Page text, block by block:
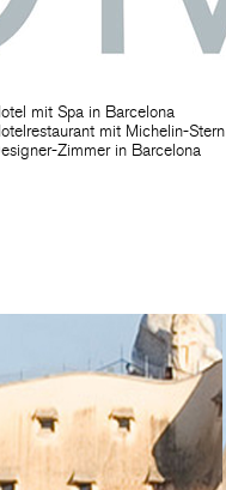
mit Spa in Barcelona
mit Michelin-Stern
Zimmer in Barcelona